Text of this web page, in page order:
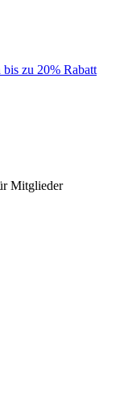
zu 20% Rabatt
Mitglieder